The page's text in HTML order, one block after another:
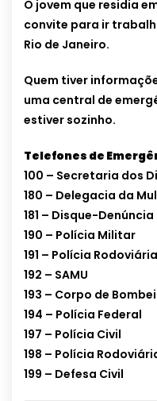
O jovem que residia
convite para ir
Rio de Janeiro.
Quem tiver
uma central de
estiver sozinho.
Telefones de
100 – Secretaria dos
180 – Delegacia da
181 – Disque-Denúncia
190 – Polícia Militar
191 – Polícia
192 – SAMU
193 – Corpo de
194 – Polícia Federal
197 – Polícia Civil
198 – Polícia
199 – Defesa Civil